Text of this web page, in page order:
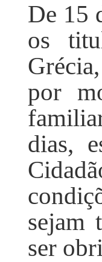
De 15
os
por
dias,
sejam
ser